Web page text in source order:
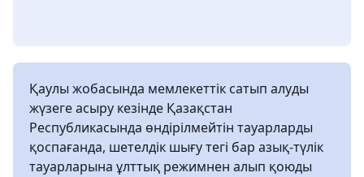
Қаулы жобасында мемлекеттік сатып алуды
жүзеге асыру кезінде Қазақстан
Республикасында өндірілмейтін тауарларды
қоспағанда, шетелдік шығу тегі бар азық-түлік
тауарларына ұлттық режимнен алып қоюды